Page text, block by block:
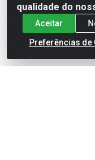
qualidade do
Aceitar
Preferências de